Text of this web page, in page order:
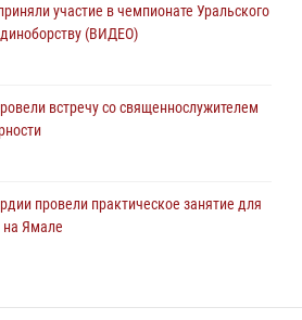
провели практическое занятие для
на Ямале
участие в чемпионате Уральского
(ВИДЕО)
встречу со священнослужителем
провели практическое занятие для
на Ямале